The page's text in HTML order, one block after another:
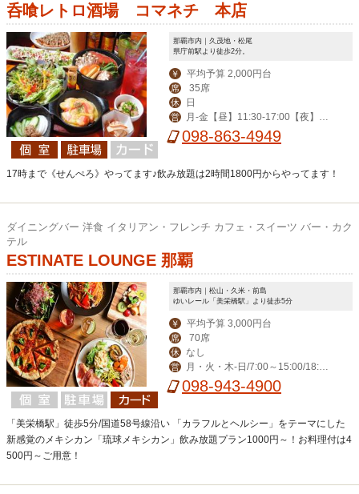
呑喰レトロ酒場 コマネチ 本店
那覇市内｜久茂地・松尾
県庁前駅より徒歩2分。
￥ 平均予算 2,000円台
席 35席
休 日
営
月-金【昼】11:30-17:00【夜】17:
00-23:00（金は-翌1:00）/土・祝前 1
098-863-4949
17時まで《せんぺろ》やってます♪飲み放題は2時間1800円からやってます！
ダイニングバー 洋食 イタリアン・フレンチ カフェ・スイーツ バー・カク
テル
ESTINATE LOUNGE 那覇
那覇市内｜松山・久米・前島
ゆいレール「美栄橋駅」より徒歩5分
￥ 平均予算 3,000円台
席 70席
休 なし
営
月・火・木-日/7:00～15:00/18:00
～23:00(料理L.O. 22:00) 毎週水曜日は
098-943-4900
「美栄橋駅」徒歩5分/国道58号線沿い 「カラフルとヘルシー」をテーマにした
新感覚のメキシカン「琉球メキシカン」飲み放題プラン1000円～！お料理付は4
500円～ご用意！